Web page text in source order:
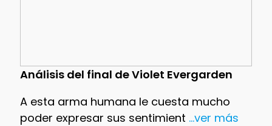
Análisis del final de Violet Evergarden
A esta arma humana le cuesta mucho
poder expresar sus sentimient ...ver más